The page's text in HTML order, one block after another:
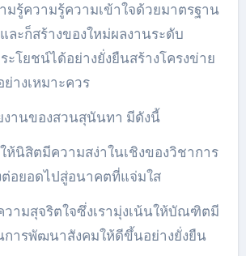
มรู้ความรู้ความเข้าใจด้วยมาตรฐาน
ละก็สร้างของใหม่ผลงานระดับ
ะโยชน์ได้อย่างยั่งยืนสร้างโครงข่าย
างเหมาะควร
านของสวนสุนันทา มีดังนี้
ให้นิสิตมีความสง่าในเชิงของวิชาการ
ต่อยอดไปสู่อนาคตที่แจ่มใส
วามสุจริตใจซึ่งเรามุ่งเน้นให้บัณฑิตมี
การพัฒนาสังคมให้ดีขึ้นอย่างยั่งยืน